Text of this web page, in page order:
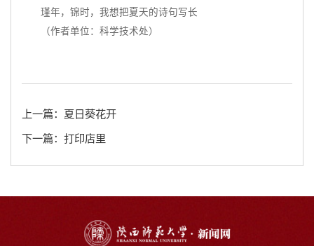
瑾年，锦时，我想把夏天的诗句写长
（作者单位：科学技术处）
上一篇：夏日葵花开
下一篇：打印店里